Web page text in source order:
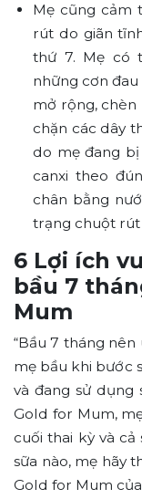
Mẹ cũng cảm
rút do giãn
thứ 7. Mẹ có
những cơn
mở rộng, chèn
chặn các dây
do mẹ đang bị
canxi theo
chân bằng
trạng chuột rút
6 Lợi ích
bầu 7
Mum
“Bầu 7 tháng nên
mẹ bầu khi bước
và đang sử dụng
Gold for Mum,
cuối thai kỳ và cả
sữa nào, mẹ hãy
Gold for Mum